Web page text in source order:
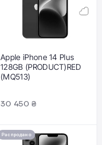
Apple iPhone 14 Plus
128GB (PRODUCT)RED
(MQ513)
30 450 ₴
Распродано